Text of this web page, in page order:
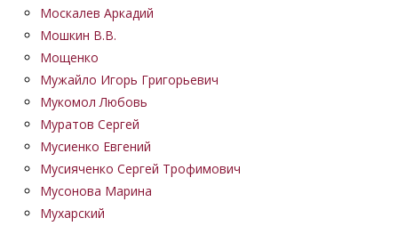
Москалев Аркадий
Мошкин В.В.
Мощенко
Мужайло Игорь Григорьевич
Мукомол Любовь
Муратов Сергей
Мусиенко Евгений
Мусияченко Сергей Трофимович
Мусонова Марина
Мухарский